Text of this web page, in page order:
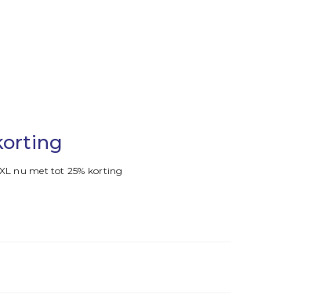
nu met tot 25% korting